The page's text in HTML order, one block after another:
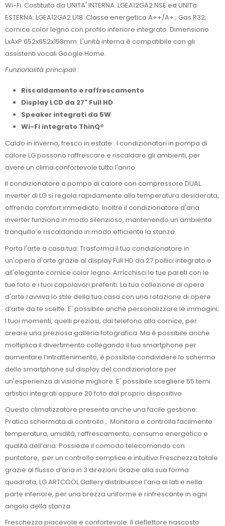
Wi-Fi. Costituito da UNITA' INTERNA: LGEA12GA2.NSE ed UNITà
ESTERNA: LGEA12GA2.U18. Classe energetica A++/A+ ; Gas R32;
cornice color legno con profilo inferiore integrato. Dimensiono
LxAxP 652x652x158mm. L'unità interna è compatibile con gli
assistenti vocali Google Home.
Funzionalità principali:
Riscaldamento e raffrescamento
Display LCD da 27" Full HD
Speaker integrati da 5W
Wi-Fi integrato ThinQ®
Caldo in inverno, fresco in estate : I condizionatori in pompa di
calore LG possono raffrescare e riscaldare gli ambienti, per
avere un clima confortevole tutto l'anno.
Il condizionatore a pompa di calore con compressore DUAL
inverter di LG si regola rapidamente alla temperatura desiderata,
offrendo comfort immediato. Inoltre il condizionatore d'aria
inverter funziona in modo silenzioso, mantenendo un ambiente
tranquillo e riscaldando in modo efficiente la stanza.
Porta l'arte a casa tua: Trasforma il tuo condizionatore in
un'opera d'arte grazie al display Full HD da 27 pollici integrato e
all'elegante cornice color legno. Arricchisci le tue pareti con le
tue foto e i tuoi capolavori preferiti. La tua collezione di opere
d'arte ravviva lo stile della tua casa con una rotazione di opere
d’arte da te scelte. E' possibile anche personalizzare le immagini;
I tuoi momenti, quelli preziosi, dal telefono alla cornice, per
creare una preziosa galleria fotografica. Ma è possibile anche
moltiplica il divertimento collegando il tuo smartphone per
aumentare l’intrattenimento, è possibile condividere lo schermo
dello smartphone sul display del condizionatore per
un'esperienza di visione migliore. E' possibile scegliere 55 temi
artistici integrati oppure 20 foto dal proprio dispositivo
Questo climatizzatore presenta anche una facile gestione:
Pratica schermata di controllo ; Monitora e controlla facilmente
temperatura, umidità, raffrescamento, consumo energetico e
qualità dell’aria. Possiede il comodo telecomando con
puntatore, per un controllo semplice e intuitivo.Freschezza totale
grazie al flusso d’aria in 3 direzioni Grazie alla sua forma
quadrata, LG ARTCOOL Gallery distribuisce l’aria ai lati e nella
parte inferiore, per una brezza uniforme e rinfrescante in ogni
angolo della stanza.
Freschezza piacevole e confortevole: Il deflettore nascosto